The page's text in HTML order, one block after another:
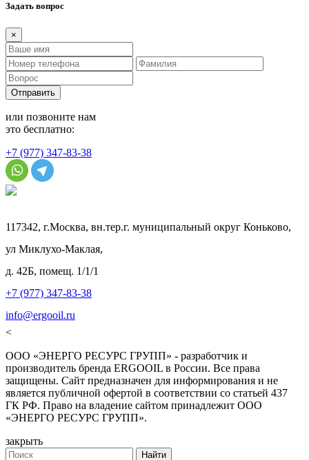
Задать вопрос
×
Отправить
или позвоните нам
это бесплатно:
+7 (977) 347-83-38
117342, г.Москва, вн.тер.г. муниципальный округ Коньково,
ул Миклухо-Маклая,
д. 42Б, помещ. 1/1/1
+7 (977) 347-83-38
info@ergooil.ru
<
ООО «ЭНЕРГО РЕСУРС ГРУПП» - разработчик и
производитель бренда ERGOOIL в России. Все права
защищены. Сайт предназначен для информирования и не
является публичной офертой в соответствии со статьей 437
ГК РФ. Право на владение сайтом принадлежит ООО
«ЭНЕРГО РЕСУРС ГРУПП».
закрыть
Найти